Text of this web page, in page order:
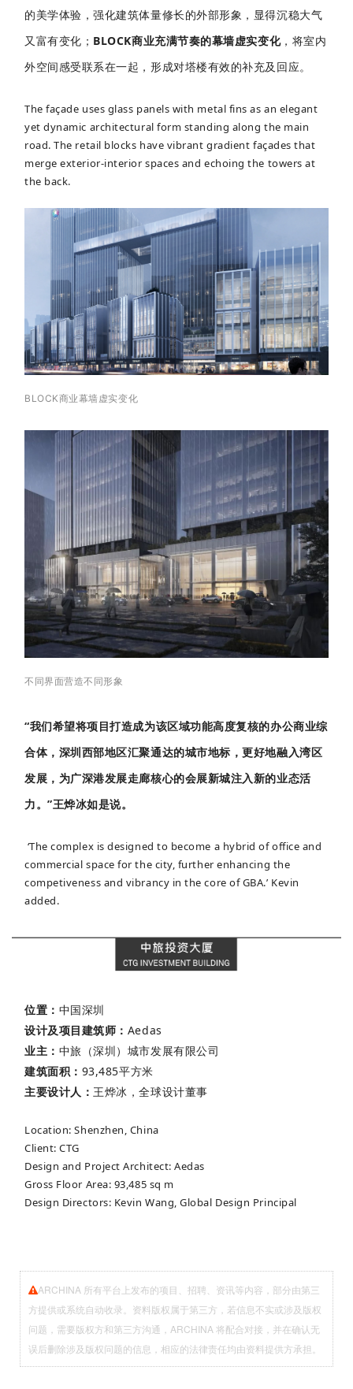
的美学体验，强化建筑体量修长的外部形象，显得沉稳大气
又富有变化； BLOCK商业充满节奏的幕墙虚实变化，将室内
外空间感受联系在一起，形成对塔楼有效的补充及回应。
The façade uses glass panels with metal fins as an elegant
yet dynamic architectural form standing along the main
road. The retail blocks have vibrant gradient façades that
merge exterior-interior spaces and echoing the towers at
the back.
BLOCK商业幕墙虚实变化
不同界面营造不同形象
“我们希望将项目打造成为该区域功能高度复核的办公商业综
合体，深圳西部地区汇聚通达的城市地标，更好地融入湾区
发展，为广深港发展走廊核心的会展新城注入新的业态活
力。”王烨冰如是说。
‘The complex is designed to become a hybrid of office and
commercial space for the city, further enhancing the
competiveness and vibrancy in the core of GBA.’ Kevin
added.
位置： 中国深圳
设计及项目建筑师： Aedas
业主： 中旅（深圳）城市发展有限公司
建筑面积： 93,485平方米
主要设计人： 王烨冰，全球设计董事
Location: Shenzhen, China
Client: CTG
Design and Project Architect: Aedas
Gross Floor Area: 93,485 sq m
Design Directors: Kevin Wang, Global Design Principal
ARCHINA 所有平台上发布的项目、招聘、资讯等内容，部分由第三
方提供或系统自动收录。资料版权属于第三方，若信息不实或涉及版权
问题，需要版权方和第三方沟通，ARCHINA 将配合对接，并在确认无
误后删除涉及版权问题的信息，相应的法律责任均由资料提供方承担。